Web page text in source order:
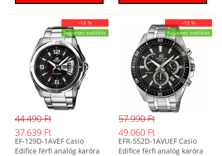
-15 %
ingyenes szállítás
44.490 Ft
37.639 Ft
EF-129D-1AVEF Casio
Edifice férfi analóg karóra
-15 %
ingyenes szállítás
57.990 Ft
49.060 Ft
EFR-552D-1AVUEF Casio
Edifice férfi analóg karóra